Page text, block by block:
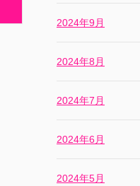
2024年9月
2024年8月
2024年7月
2024年6月
2024年5月